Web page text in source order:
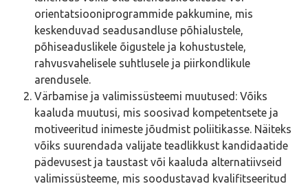
orientatsiooniprogrammide pakkumine, mis
keskenduvad seadusandluse põhialustele,
põhiseaduslikele õigustele ja kohustustele,
rahvusvahelisele suhtlusele ja piirkondlikule
arendusele.
Värbamise ja valimissüsteemi muutused: Võiks
kaaluda muutusi, mis soosivad kompetentsete ja
motiveeritud inimeste jõudmist poliitikasse. Näiteks
võiks suurendada valijate teadlikkust kandidaatide
pädevusest ja taustast või kaaluda alternatiivseid
valimissüsteeme, mis soodustavad kvalifitseeritud